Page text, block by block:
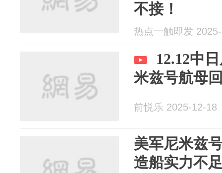
不接！
热点一触即发
12.12中
米兹号航母
前悦乐 2025-12-18
美军尼米兹
造船实力不